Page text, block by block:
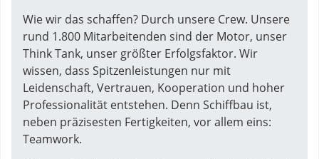
Wie wir das schaffen? Durch unsere Crew. Unsere
rund 1.800 Mitarbeitenden sind der Motor, unser
Think Tank, unser größter Erfolgsfaktor. Wir
wissen, dass Spitzenleistungen nur mit
Leidenschaft, Vertrauen, Kooperation und hoher
Professionalität entstehen. Denn Schiffbau ist,
neben präzisesten Fertigkeiten, vor allem eins:
Teamwork.